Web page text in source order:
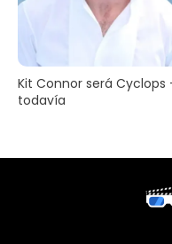
Kit Connor será
todavía